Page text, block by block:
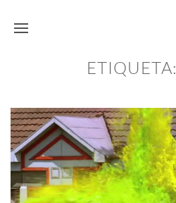
ETIQUETA: